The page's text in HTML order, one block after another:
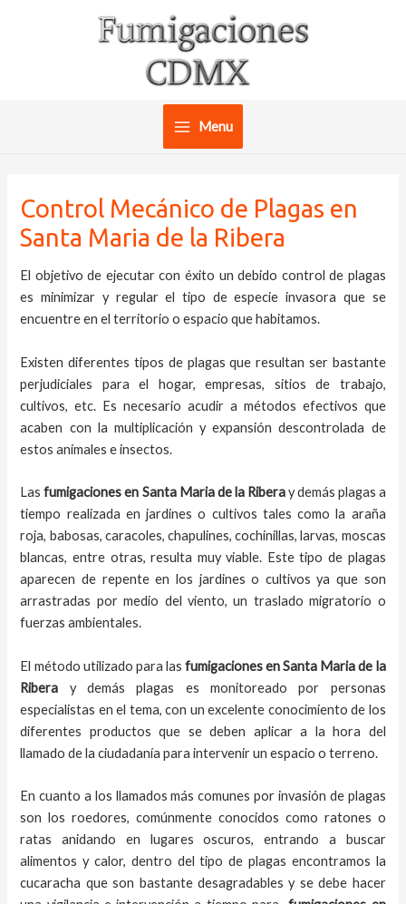
Main
Menu
Control Mecánico de Plagas en
Santa Maria de la Ribera
El objetivo de ejecutar con éxito un debido control de plagas
es minimizar y regular el tipo de especie invasora que se
encuentre en el territorio o espacio que habitamos.
Existen diferentes tipos de plagas que resultan ser bastante
perjudiciales para el hogar, empresas, sitios de trabajo,
cultivos, etc. Es necesario acudir a métodos efectivos que
acaben con la multiplicación y expansión descontrolada de
estos animales e insectos.
Las fumigacionesen Santa Maria de la Riberay demás plagas a
tiempo realizada en jardines o cultivos tales como la araña
roja, babosas, caracoles, chapulines, cochinillas, larvas, moscas
blancas, entre otras, resulta muy viable. Este tipo de plagas
aparecen de repente en los jardines o cultivos ya que son
arrastradas por medio del viento, un traslado migratorio o
fuerzas ambientales.
El método utilizado para las fumigaciones enSanta Maria de la
Ribera y demás plagas es monitoreado por personas
especialistas en el tema, con un excelente conocimiento de los
diferentes productos que se deben aplicar a la hora del
llamado de la ciudadanía para intervenir un espacio o terreno.
En cuanto a los llamados más comunes por invasión de plagas
son los roedores, comúnmente conocidos como ratones o
ratas anidando en lugares oscuros, entrando a buscar
alimentos y calor, dentro del tipo de plagas encontramos la
cucaracha que son bastante desagradables y se debe hacer